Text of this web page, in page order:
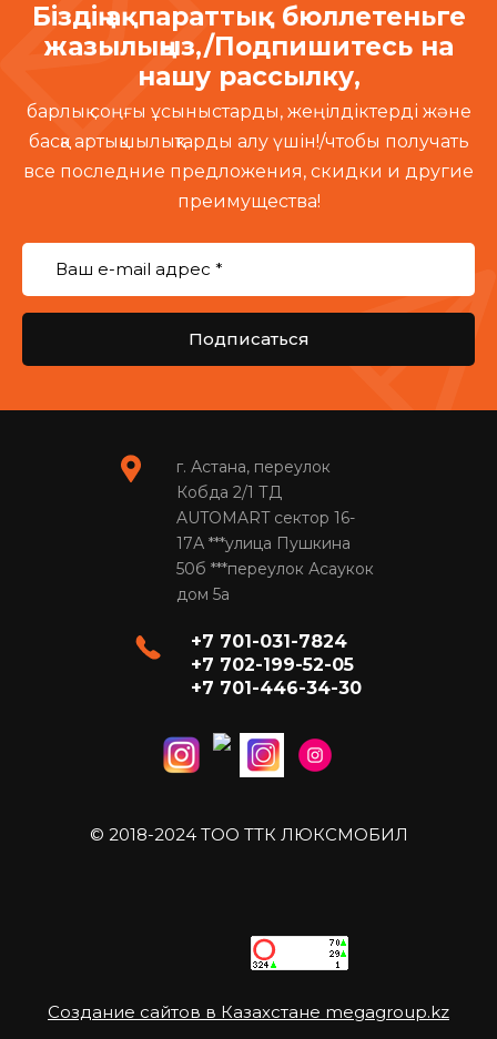
Біздің ақпараттық бюллетеньге
жазылыңыз,/Подпишитесь на
нашу рассылку,
барлық соңғы ұсыныстарды, жеңілдіктерді және
басқа артықшылықтарды алу үшін!/чтобы получать
все последние предложения, скидки и другие
преимущества!
Подписаться
г. Астана, переулок
Кобда 2/1 ТД
AUTOMART сектор 16-
17А ***улица Пушкина
50б ***переулок Асаукок
дом 5а
+7 701-031-7824
+7 702-199-52-05
+7 701-446-34-30
© 2018-2024 ТОО ТТК ЛЮКСМОБИЛ
Создание сайтов в Казахстане megagroup.kz